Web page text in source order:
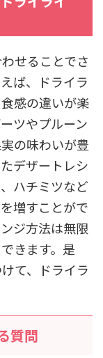
せることでさ
ば、ドライラ
感の違いが楽
ツやプルーン
の味わいが豊
デザートレシ
ハチミツなど
増すことがで
ジ方法は無限
きます。是
て、ドライラ
質問